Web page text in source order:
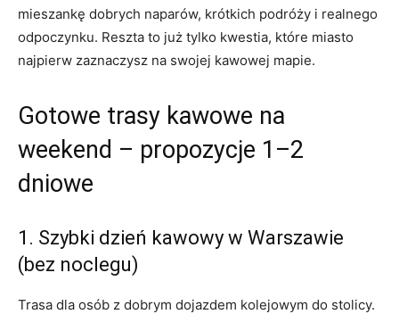
mieszankę dobrych naparów, krótkich podróży i realnego
odpoczynku. Reszta to już tylko kwestia, które miasto
najpierw zaznaczysz na swojej kawowej mapie.
Gotowe trasy kawowe na
weekend – propozycje 1–2
dniowe
1. Szybki dzień kawowy w Warszawie
(bez noclegu)
Trasa dla osób z dobrym dojazdem kolejowym do stolicy.